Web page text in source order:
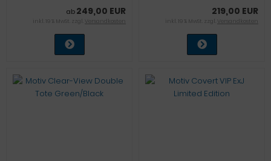
ab 249,00 EUR
inkl. 19 % MwSt. zzgl. Versandkosten
219,00 EUR
inkl. 19 % MwSt. zzgl. Versandkosten